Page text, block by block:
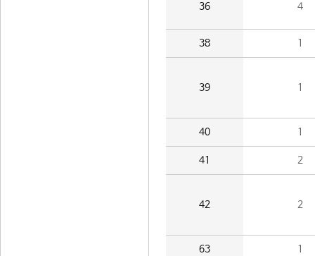
36 4
38 1
39 1
40 1
41 2
42 2
63 1